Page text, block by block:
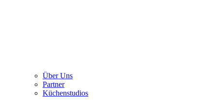
Über Uns
Partner
Küchenstudios